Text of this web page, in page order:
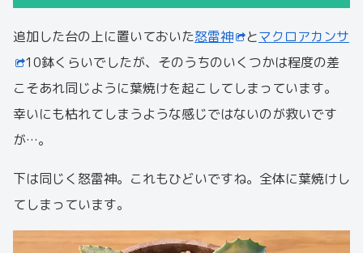
追加した台の上に置いておいた怒雷神 とマクロアカンサ
10鉢くらいでしたが、そのうちのいくつかは程度の差
こそあれ同じように葉焼けを起こしてしまっています。
幸いにも枯れてしまうような感じではないのが救いです
が…。
下は同じく怒雷神。これもひどいですね。全体に葉焼けし
てしまっています。